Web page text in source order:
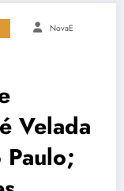
NovaE
Velada
Paulo;